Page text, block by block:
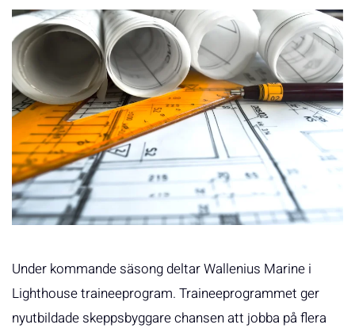
Under kommande säsong deltar Wallenius Marine i
Lighthouse traineeprogram. Traineeprogrammet ger
nyutbildade skeppsbyggare chansen att jobba på flera